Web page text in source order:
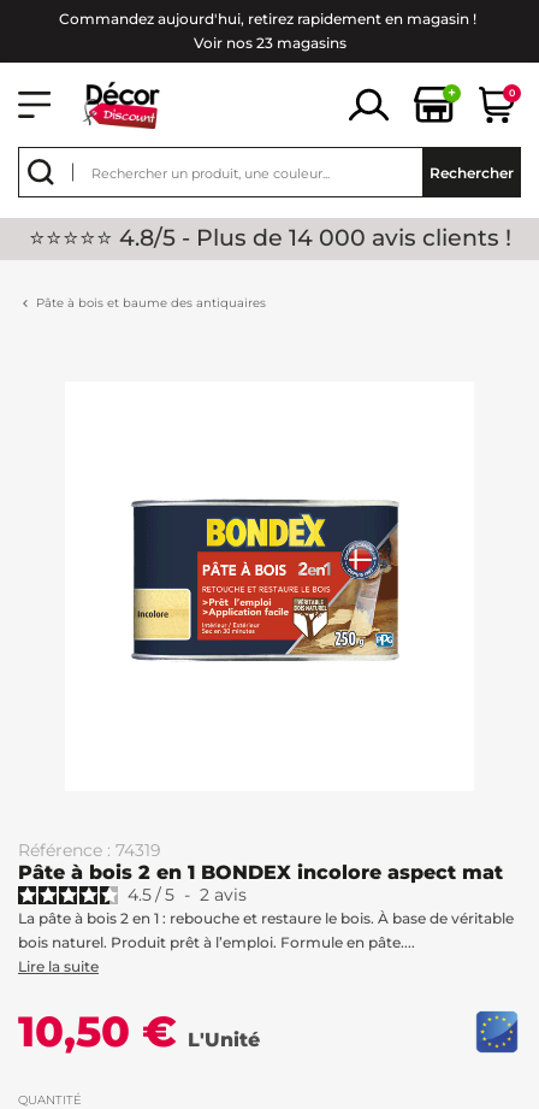
Commandez aujourd'hui, retirez rapidement en magasin !
Voir nos 23 magasins
+ 0
Rechercher
⭐⭐⭐⭐⭐ 4.8/5 - Plus de 14 000 avis clients !
Pâte à bois et baume des antiquaires
Référence : 74319
Pâte à bois 2 en 1 BONDEX incolore aspect mat
4.5/5 - 2 avis
La pâte à bois 2 en 1 : rebouche et restaure le bois. À base de véritable
bois naturel. Produit prêt à l’emploi. Formule en pâte....
Lire la suite
10,50 € L'Unité
QUANTITÉ